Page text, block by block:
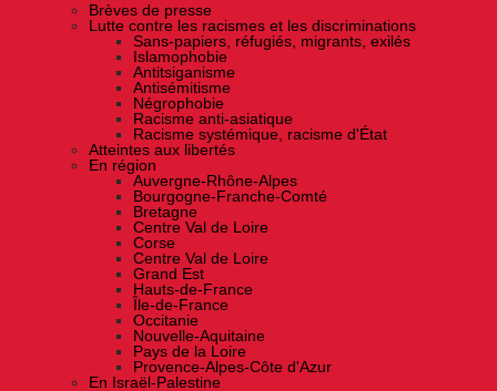
Brèves de presse
Lutte contre les racismes et les discriminations
Sans-papiers, réfugiés, migrants, exilés
Islamophobie
Antitsiganisme
Antisémitisme
Négrophobie
Racisme anti-asiatique
Racisme systémique, racisme d'État
Atteintes aux libertés
En région
Auvergne-Rhône-Alpes
Bourgogne-Franche-Comté
Bretagne
Centre Val de Loire
Corse
Centre Val de Loire
Grand Est
Hauts-de-France
Île-de-France
Occitanie
Nouvelle-Aquitaine
Pays de la Loire
Provence-Alpes-Côte d'Azur
En Israël-Palestine